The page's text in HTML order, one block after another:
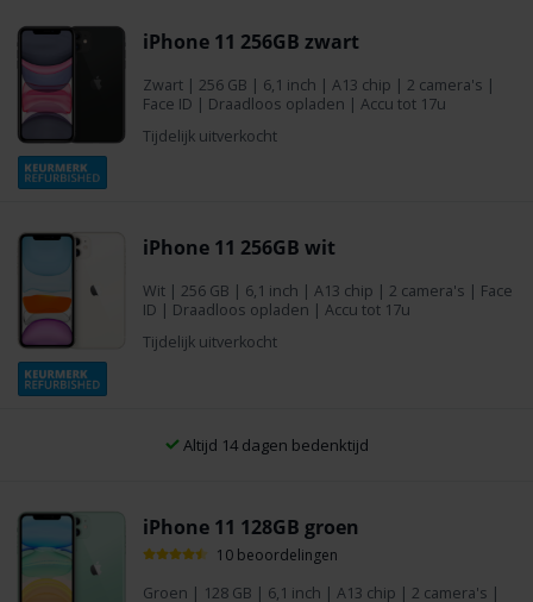
iPhone 11 256GB zwart
Zwart | 256 GB | 6,1 inch | A13 chip | 2 camera's |
Face ID | Draadloos opladen | Accu tot 17u
Tijdelijk uitverkocht
iPhone 11 256GB wit
Wit | 256 GB | 6,1 inch | A13 chip | 2 camera's | Face
ID | Draadloos opladen | Accu tot 17u
Tijdelijk uitverkocht
iPhone 11 128GB groen
10 beoordelingen
Groen | 128 GB | 6,1 inch | A13 chip | 2 camera's |
Altijd 14 dagen bedenktijd